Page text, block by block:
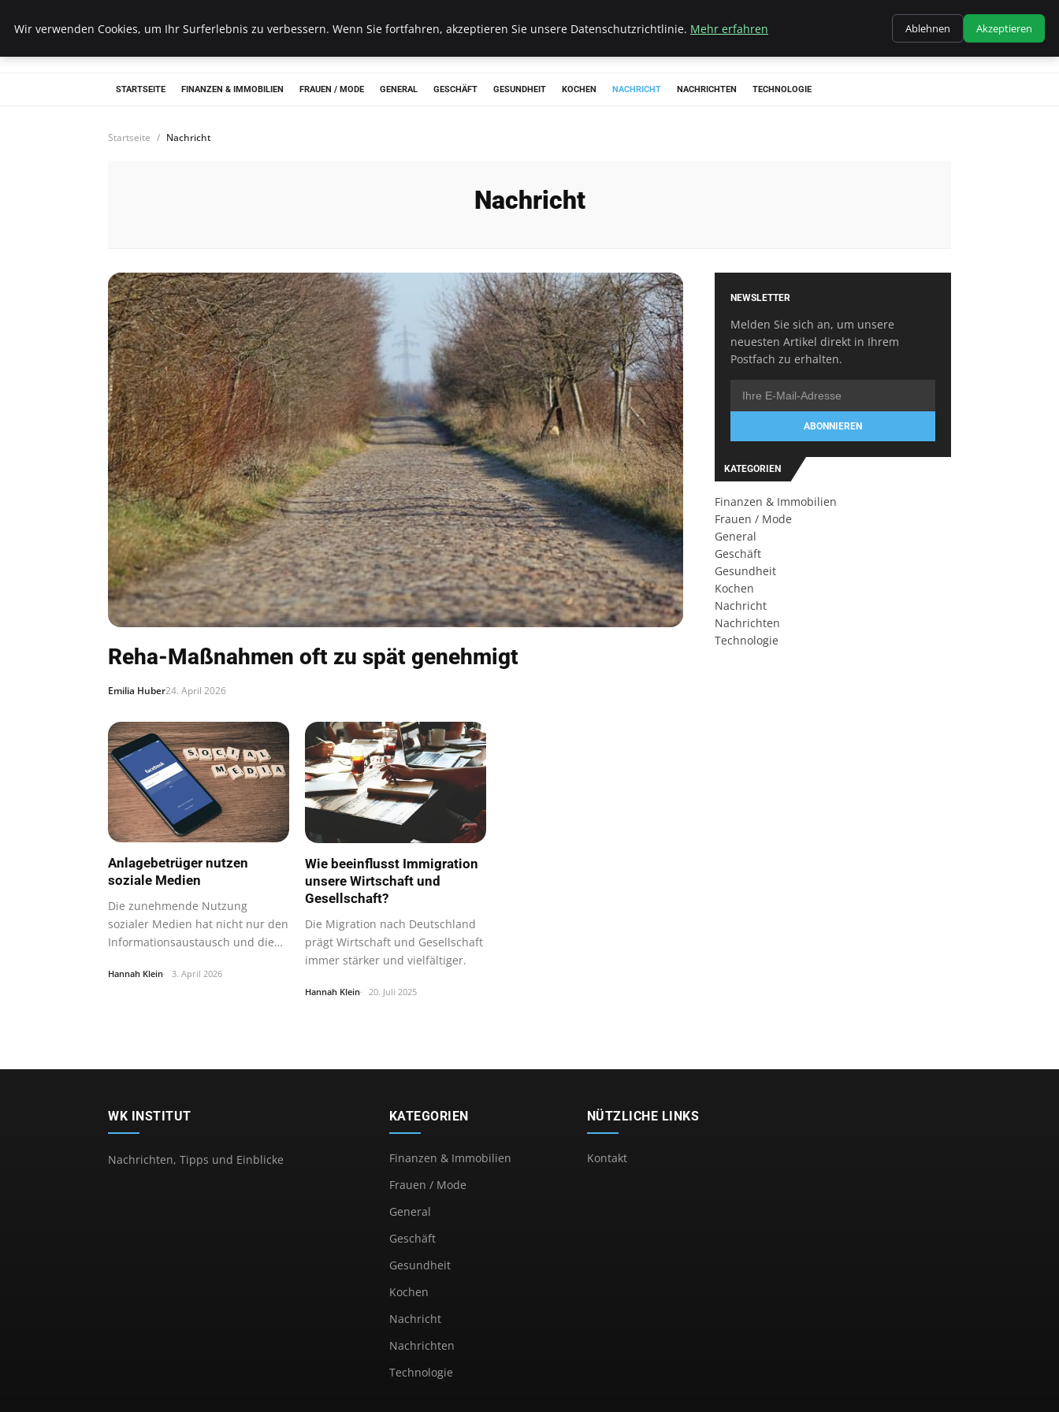
Wk Institut
STARTSEITE FINANZEN & IMMOBILIEN FRAUEN / MODE GENERAL GESCHÄFT GESUNDHEIT KOCHEN NACHRICHT NACHRICHTEN TECHNOLOGIE
Startseite Nachricht
Nachricht
Reha-Maßnahmen oft zu spät genehmigt
Emilia Huber24. April 2026
Anlagebetrüger nutzen
soziale Medien
Die zunehmende Nutzung
sozialer Medien hat nicht nur den
Informationsaustausch und die
Hannah Klein 3. April 2026
Wie beeinflusst Immigration
unsere Wirtschaft und
Gesellschaft?
Die Migration nach Deutschland
prägt Wirtschaft und Gesellschaft
immer stärker und vielfältiger.
Hannah Klein 20. Juli 2025
NEWSLETTER
Melden Sie sich an, um unsere
neuesten Artikel direkt in Ihrem
Postfach zu erhalten.
ABONNIEREN
KATEGORIEN
Finanzen & Immobilien
Frauen / Mode
General
Geschäft
Gesundheit
Kochen
Nachricht
Nachrichten
Technologie
WK INSTITUT
Nachrichten, Tipps und Einblicke
KATEGORIEN
Finanzen & Immobilien
Frauen / Mode
General
Geschäft
Gesundheit
Kochen
Nachricht
Nachrichten
Technologie
NÜTZLICHE LINKS
Kontakt
Wir verwenden Cookies, um Ihr Surferlebnis zu verbessern. Wenn Sie fortfahren, akzeptieren Sie unsere Datenschutzrichtlinie. Mehr erfahren Ablehnen Akzeptieren